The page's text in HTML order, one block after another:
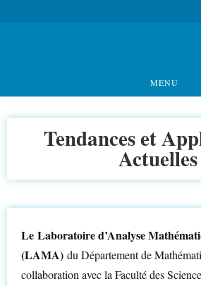
MENU
Tendances et
Actuelles
Le Laboratoire d’Analyse
(LAMA) du Département de
collaboration avec la Faculté des